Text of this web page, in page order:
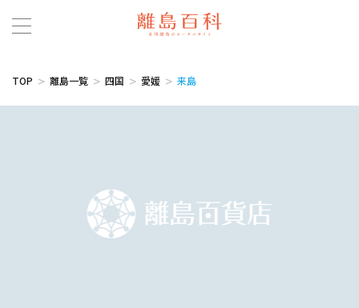
TOP 離島一覧 四国 愛媛 来島